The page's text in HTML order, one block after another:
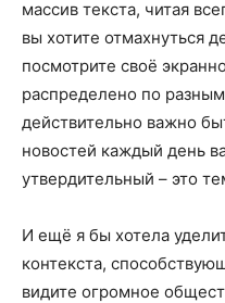
массив текста, читая
вы хотите отмахнуться
посмотрите своё
распределено по
действительно важно
новостей каждый день
утвердительный – это
И ещё я бы хотела
контекста,
видите огромное